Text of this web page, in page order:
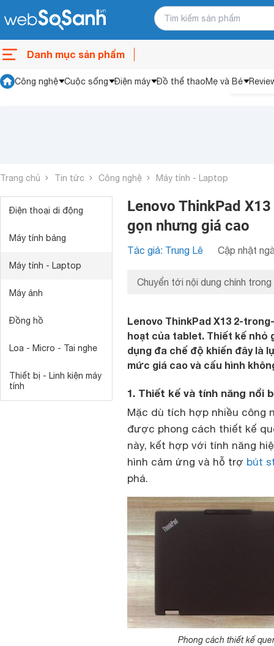
Danh mục sản phẩm
Công nghệ Cuộc sống Điện máy Đồ thể thaoMẹ và Bé
Trang chủ Tin tức Công nghệ Máy tính - Laptop
Điện thoại di động
Máy tính bảng
Máy tính - Laptop
Máy ảnh
Đồng hồ
Loa - Micro - Tai nghe
Thiết bị - Linh kiện máy
tính
Lenovo ThinkPad
gọn nhưng giá cao
Tác giả: Trung Lê Cập nhật
Chuyển tới nội dung chính trong
Lenovo ThinkPad X13 2-
hoạt của tablet. Thiết kế
dụng đa chế độ khiến đây là
mức giá cao và cấu hình
1. Thiết kế và tính năng nổi
Mặc dù tích hợp nhiều công
được phong cách thiết kế
này, kết hợp với tính năng
hình cảm ứng và hỗ trợ bút
phá.
Phong cách thiết kế